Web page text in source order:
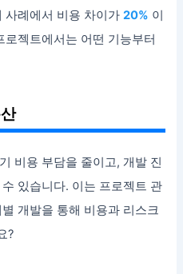
사례에서 비용 차이가20% 이
젝트에서는 어떤 기능부터
비용 부담을 줄이고, 개발 진
있습니다. 이는 프로젝트 관
개발을 통해 비용과 리스크
?